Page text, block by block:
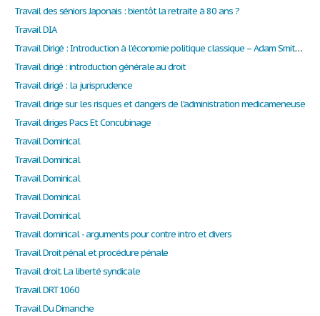
Travail des séniors Japonais : bientôt la retraite à 80 ans ?
Travail DIA
Travail Dirigé : Introduction à l’économie politique classique – Adam Smith et la division du travail
Travail dirigé : introduction générale au droit
Travail dirigé : la jurisprudence
Travail dirige sur les risques et dangers de l'administration medicameneuse
Travail diriges Pacs Et Concubinage
Travail Dominical
Travail Dominical
Travail Dominical
Travail Dominical
Travail Dominical
Travail dominical - arguments pour contre intro et divers
Travail Droit pénal et procédure pénale
Travail droit. La liberté syndicale
Travail DRT 1060
Travail Du Dimanche